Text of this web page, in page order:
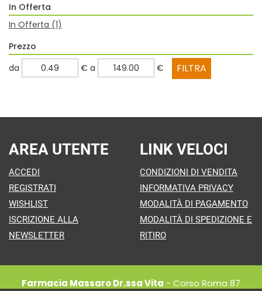
In Offerta
In Offerta (1)
Prezzo
filtra
da € filtra
a €
AREA UTENTE
ACCEDI
REGISTRATI
WISHLIST
ISCRIZIONE ALLA
NEWSLETTER
LINK VELOCI
CONDIZIONI DI VENDITA
INFORMATIVA PRIVACY
MODALITÀ DI PAGAMENTO
MODALITÀ DI SPEDIZIONE E
RITIRO
Farmacia Massaro Dr.ssa Vita - Corso Roma 87